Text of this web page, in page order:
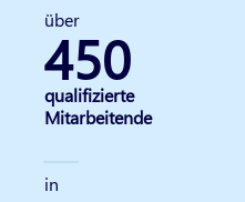
über
450
qualifizierte
Mitarbeitende
in